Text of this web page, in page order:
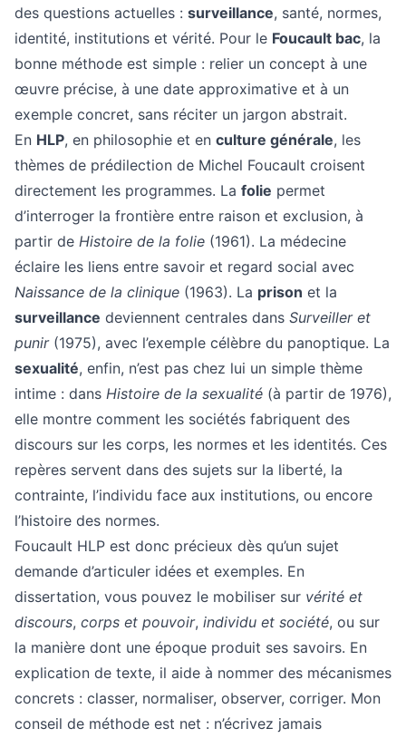
des questions actuelles : surveillance, santé, normes,
identité, institutions et vérité. Pour le Foucault bac, la
bonne méthode est simple : relier un concept à une
œuvre précise, à une date approximative et à un
exemple concret, sans réciter un jargon abstrait.
En HLP, en philosophie et en culture générale, les
thèmes de prédilection de Michel Foucault croisent
directement les programmes. La folie permet
d’interroger la frontière entre raison et exclusion, à
partir de Histoire de la folie (1961). La médecine
éclaire les liens entre savoir et regard social avec
Naissance de la clinique (1963). La prison et la
surveillance deviennent centrales dans Surveiller et
punir(1975), avec l’exemple célèbre du panoptique. La
sexualité, enfin, n’est pas chez lui un simple thème
intime : dans Histoire de la sexualité (à partir de 1976),
elle montre comment les sociétés fabriquent des
discours sur les corps, les normes et les identités. Ces
repères servent dans des sujets sur la liberté, la
contrainte, l’individu face aux institutions, ou encore
l’histoire des normes.
Foucault HLP est donc précieux dès qu’un sujet
demande d’articuler idées et exemples. En
dissertation, vous pouvez le mobiliser sur vérité et
discours, corps et pouvoir, individu et société, ou sur
la manière dont une époque produit ses savoirs. En
explication de texte, il aide à nommer des mécanismes
concrets : classer, normaliser, observer, corriger. Mon
conseil de méthode est net : n’écrivez jamais